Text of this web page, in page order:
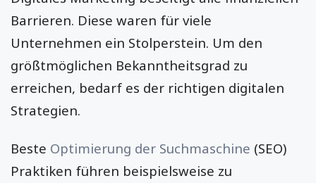
Barrieren. Diese waren für viele
Unternehmen ein Stolperstein. Um den
größtmöglichen Bekanntheitsgrad zu
erreichen, bedarf es der richtigen digitalen
Strategien.
Beste Optimierung der Suchmaschine (SEO)
Praktiken führen beispielsweise zu